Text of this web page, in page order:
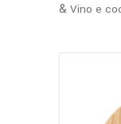
& Vino e